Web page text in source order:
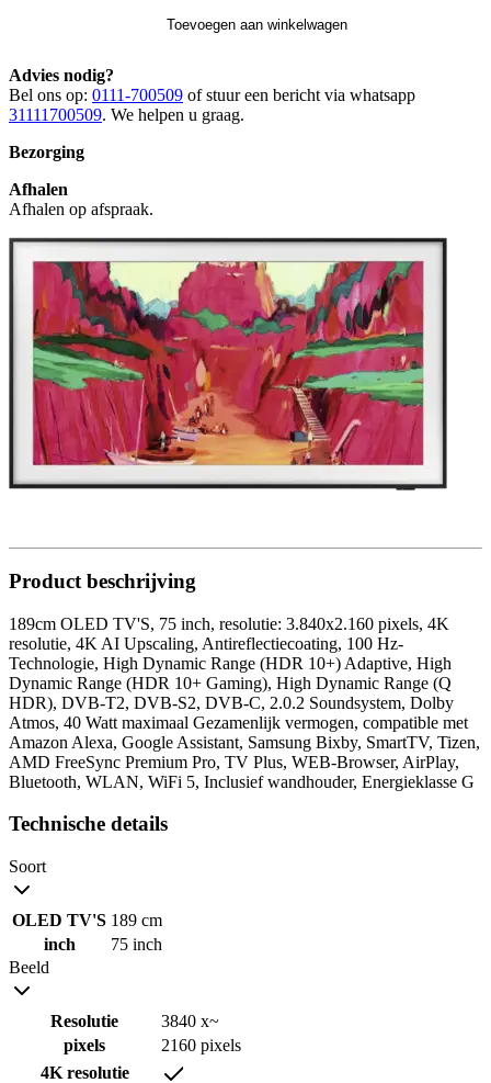
Toevoegen aan winkelwagen
Advies nodig?
Bel ons op: 0111-700509 of stuur een bericht via whatsapp
31111700509. We helpen u graag.
Bezorging
Afhalen
Afhalen op afspraak.
Product beschrijving
189cm OLED TV'S, 75 inch, resolutie: 3.840x2.160 pixels, 4K
resolutie, 4K AI Upscaling, Antireflectiecoating, 100 Hz-
Technologie, High Dynamic Range (HDR 10+) Adaptive, High
Dynamic Range (HDR 10+ Gaming), High Dynamic Range (Q
HDR), DVB-T2, DVB-S2, DVB-C, 2.0.2 Soundsystem, Dolby
Atmos, 40 Watt maximaal Gezamenlijk vermogen, compatible met
Amazon Alexa, Google Assistant, Samsung Bixby, SmartTV, Tizen,
AMD FreeSync Premium Pro, TV Plus, WEB-Browser, AirPlay,
Bluetooth, WLAN, WiFi 5, Inclusief wandhouder, Energieklasse G
Technische details
Soort
OLED TV'S 189 cm
inch
75 inch
Beeld
Resolutie
3840 x~
pixels
2160 pixels
4K resolutie